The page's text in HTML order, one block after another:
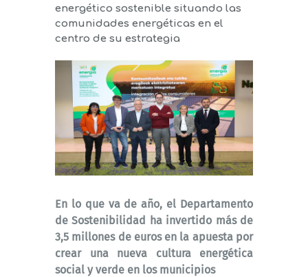
energético sostenible situando las
comunidades energéticas en el
centro de su estrategia
En lo que va de año, el Departamento
de Sostenibilidad ha invertido más de
3,5 millones de euros en la apuesta por
crear una nueva cultura energética
social y verde en los municipios